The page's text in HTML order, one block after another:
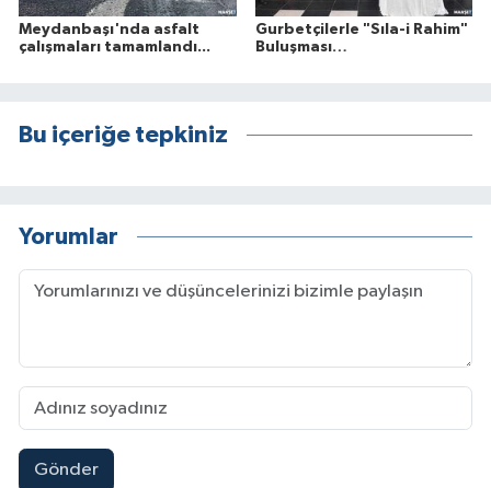
Meydanbaşı'nda asfalt
çalışmaları tamamlandı...
Gurbetçilerle "Sıla-i Rahim"
Buluşması…
Bu içeriğe tepkiniz
Yorumlar
Gönder